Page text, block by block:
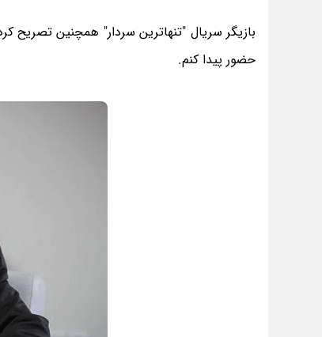
بازیگر سریال "تنهاترین سردار" همچنین تصریح
حضور پیدا کنم.